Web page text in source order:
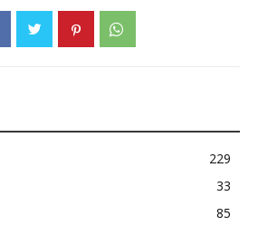
229
33
85